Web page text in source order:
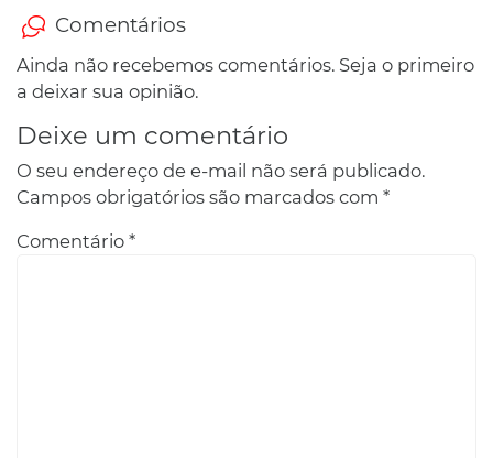
Comentários
Ainda não recebemos comentários. Seja o primeiro
a deixar sua opinião.
Deixe um comentário
O seu endereço de e-mail não será publicado.
Campos obrigatórios são marcados com *
Comentário *